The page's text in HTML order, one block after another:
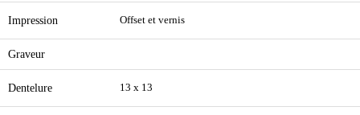
Impression Offset et vernis
Graveur
Dentelure 13 x 13